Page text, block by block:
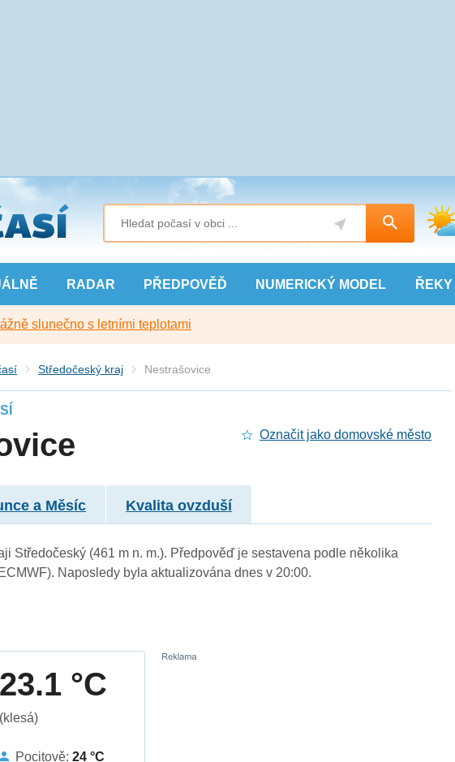
RADAR PŘEDPOVĚĎ NUMERICKÝ MODEL ŘEKY
slunečno s letními teplotami
Středočeský kraj Nestrašovice
Označit jako domovské město
a Měsíc Kvalita ovzduší
Středočeský (461 m n. m.). Předpověď je sestavena podle několika
Naposledy byla aktualizována dnes v 20:00.
23.1 °C
(klesá)
Pocitově:24 °C